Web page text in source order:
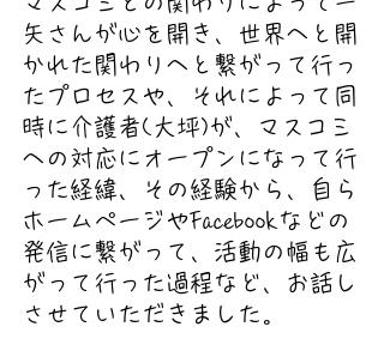
矢さんが心を開き、世界へと開
かれた関わりへと繋がって行っ
たプロセスや、それによって同
時に介護者(大坪)が、マスコミ
への対応にオープンになって行
った経緯、その経験から、自ら
ホームページやFacebookなどの
発信に繋がって、活動の幅も広
がって行った過程など、お話し
させていただきました。